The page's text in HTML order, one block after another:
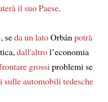
il suo Paese.
, seda un latoOrbánpotrà
dall'altrol’economia
grossiproblemi se
sulle automobili tedesche